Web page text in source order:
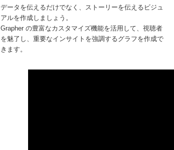
データを伝えるだけでなく、ストーリーを伝えるビジュ
アルを作成しましょう。
Grapher の豊富なカスタマイズ機能を活用して、視聴者
を魅了し、重要なインサイトを強調するグラフを作成で
きます。